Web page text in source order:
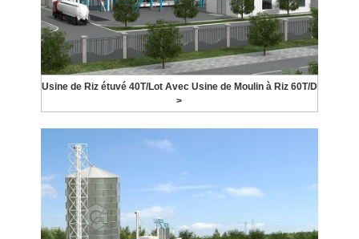
Usine de Riz étuvé 40T/Lot Avec Usine de Moulin à Riz 60T/D
>